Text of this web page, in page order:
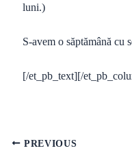
luni.)
S-avem o săptămână cu
[/et_pb_text][/
PREVIOUS